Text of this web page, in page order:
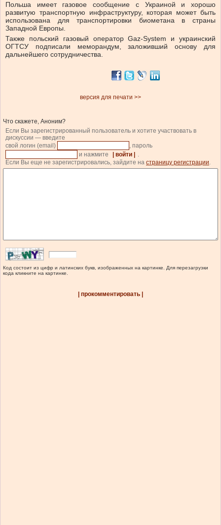
Польша имеет газовое сообщение с Украиной и хорошо
развитую транспортную инфраструктуру, которая может быть
использована для транспортировки биометана в страны
Западной Европы.
Также польский газовый оператор Gaz-System и украинский
ОГТСУ подписали меморандум, заложивший основу для
дальнейшего сотрудничества.
версия для печати >>
Что скажете, Аноним?
Если Вы зарегистрированный пользователь и хотите участвовать в
дискуссии — введите
свой логин (email)
, пароль
и нажмите
| войти |
.
Если Вы еще не зарегистрировались, зайдите на страницу регистрации.
Код состоит из цифр и латинских букв, изображенных на картинке. Для перезагрузки
кода кликните на картинке.
| прокомментировать |